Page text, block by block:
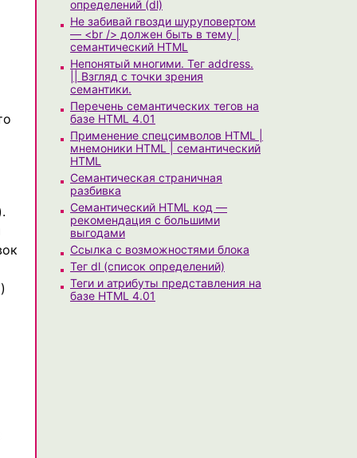
определений (dl)
Не забивай гвозди шуруповертом
— <br /> должен быть в тему |
семантический HTML
Непонятый многими. Тег address.
|| Взгляд с точки зрения
семантики.
Перечень семантических тегов на
базе HTML 4.01
Применение спецсимволов HTML |
мнемоники HTML | семантический
HTML
Семантическая страничная
разбивка
Семантический HTML код —
рекомендация с большими
выгодами
Ссылка с возможностями блока
Тег dl (список определений)
Теги и атрибуты представления на
базе HTML 4.01